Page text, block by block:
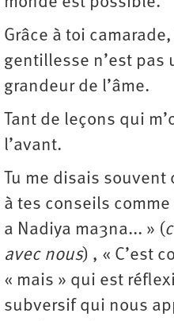
Grâce à toi
gentillesse n’est pas
grandeur de l’âme.
Tant de leçons qui
l’avant.
Tu me disais
à tes conseils
a Nadiya ma3na... » (
avec nous) , « C’est
« mais » qui est
subversif qui nous